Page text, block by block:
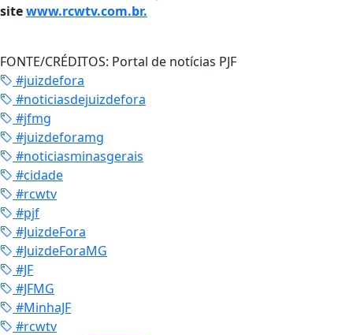
sitewww.rcwtv.com.br.
FONTE/CRÉDITOS: Portal de notícias PJF
#juizdefora
#noticiasdejuizdefora
#jfmg
#juizdeforamg
#noticiasminasgerais
#cidade
#rcwtv
#pjf
#JuizdeFora
#JuizdeForaMG
#JF
#JFMG
#MinhaJF
#rcwtv